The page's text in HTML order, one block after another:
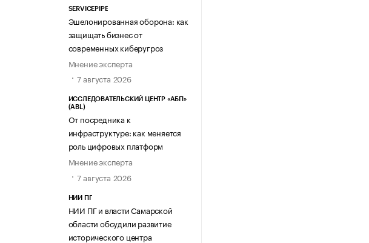
SERVICEPIPE
Эшелонированная оборона: как
защищать бизнес от
современных киберугроз
Мнение эксперта
7 августа 2026
ИССЛЕДОВАТЕЛЬСКИЙ ЦЕНТР «АБП»
(ABL)
От посредника к
инфраструктуре: как меняется
роль цифровых платформ
Мнение эксперта
7 августа 2026
НИИ ПГ
НИИ ПГ и власти Самарской
области обсудили развитие
исторического центра